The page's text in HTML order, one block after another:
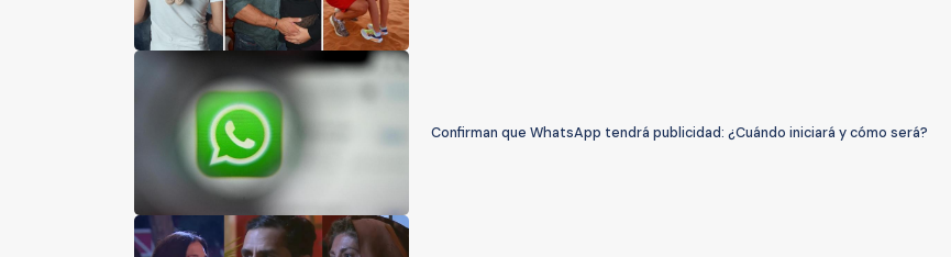
Confirman que WhatsApp tendrá publicidad: ¿Cuándo iniciará y cómo será?